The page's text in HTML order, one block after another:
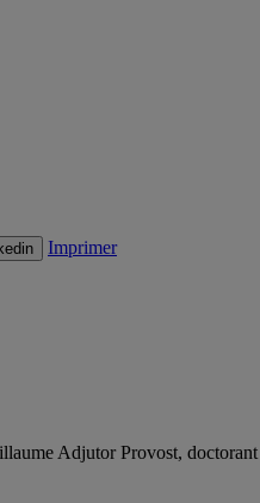
Imprimer
Adjutor Provost,